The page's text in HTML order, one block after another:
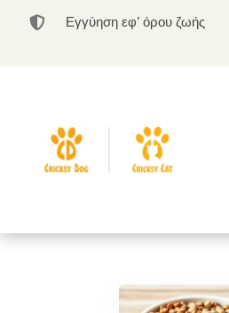
 Εγγύηση εφ’ όρου ζωής